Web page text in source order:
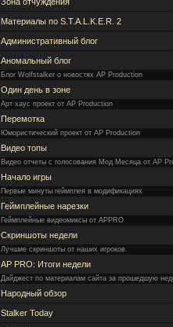
Материалы по S.T.A.L.K.E.R. 2
Административный блог
Аномальный блог
Блог Wolfstalker о новостях AP Production
Один день в зоне
Арт хаус проект от AP Production
Перемотка
Юмористический проект от AP Production
Видео топы
Видео отчеты с голосования Мод Месяца от AP
Начало игры
Первые минуты геймплея в модификациях
Геймплейные нарезки
Геймплейные видеомиксы от APPRO
Скриншоты недели
Лучшие скриншоты от наших игроков.
AP PRO: Итоги недели
Дайджест по материалам сайта за прошедшую
Народный обзор
Stalker Today